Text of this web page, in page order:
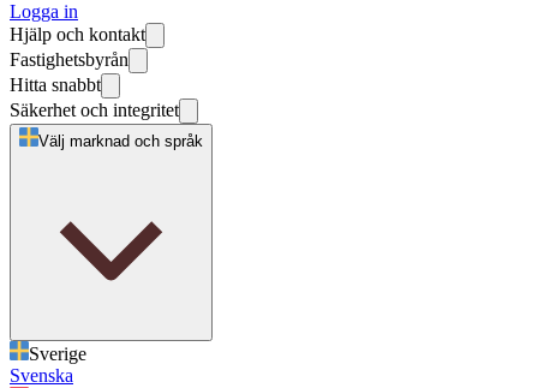
Logga in
Hjälp och kontakt
Fastighetsbyrån
Hitta snabbt
Säkerhet och integritet
Välj marknad och språk
Sverige
Svenska